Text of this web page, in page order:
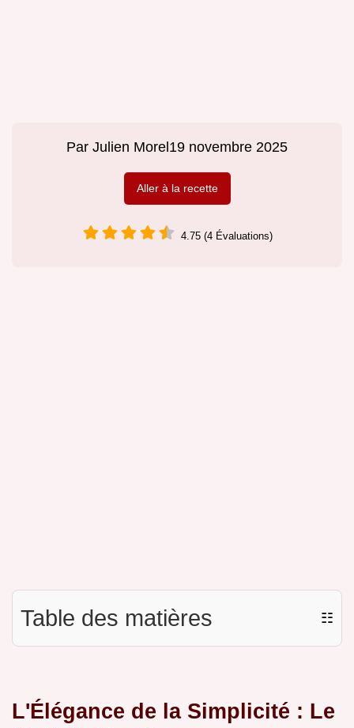
Par Julien Morel 19 novembre 2025
Aller à la recette
4.75 (4 Évaluations)
Table des matières ☷
L'Élégance de la Simplicité : Le